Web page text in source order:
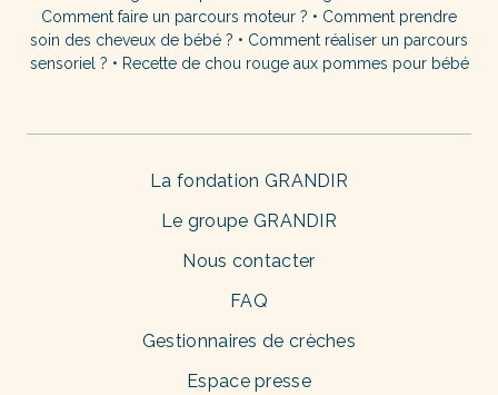
Comment faire un parcours moteur ? • Comment prendre
soin des cheveux de bébé ? • Comment réaliser un parcours
sensoriel ? • Recette de chou rouge aux pommes pour bébé
La fondation GRANDIR
Le groupe GRANDIR
Nous contacter
FAQ
Gestionnaires de crèches
Espace presse